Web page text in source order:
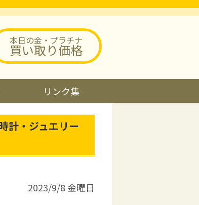
本日の金・プラチナ
買い取り価格
リンク集
計・ジュエリー
2023/9/8 金曜日